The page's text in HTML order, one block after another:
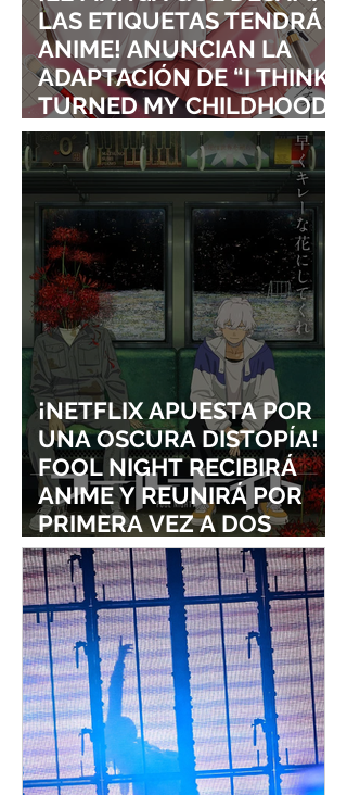
LAS ETIQUETAS TENDRÁ
ANIME! ANUNCIAN LA
ADAPTACIÓN DE “I THINK I
TURNED MY CHILDHOOD
FRIEND INTO A GIRL”
¡NETFLIX APUESTA POR
UNA OSCURA DISTOPÍA!
FOOL NIGHT RECIBIRÁ
ANIME Y REUNIRÁ POR
PRIMERA VEZ A DOS
ESTUDIOS LEGENDARIOS